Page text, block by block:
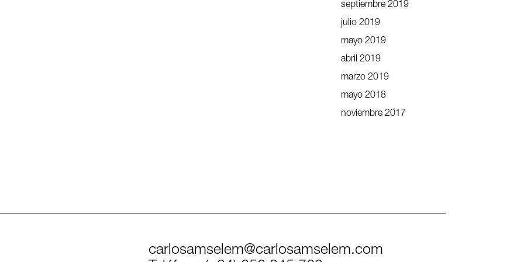
septiembre 2019
julio 2019
mayo 2019
abril 2019
marzo 2019
mayo 2018
noviembre 2017
carlosamselem@carlosamselem.com